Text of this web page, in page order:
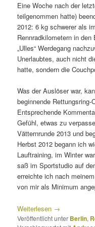
Eine Woche nach der
teilgenommen hatte)
2012: 6 kg schwerer als
Rennradkilometern in
„Ulles“ Werdegang
Unerlaubtes, auch nicht
hatte, sondern die
Was der Auslöser war,
beginnende
Entsprechende
Gefühl, etwas zu
Vätternrunde 2013 und
Herbst 2012 begann ich
Lauftraining, im Winter
saß im Sportstudio auf
erreichte ich nach
von mir als Minimum
Weiterlesen →
Veröffentlicht unter Berlin,